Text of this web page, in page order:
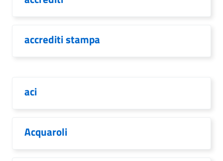
accrediti stampa
aci
Acquaroli